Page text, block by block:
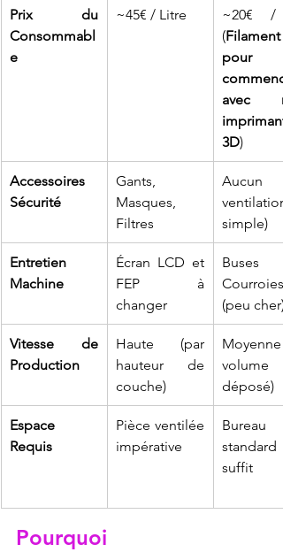
Prix du
Consommabl
e
~45€ / Litre
~20€ /
(
pour
avec
3D)
Accessoires
Sécurité
Gants,
Masques,
Filtres
Aucun
ventilation
simple)
Entretien
Machine
Écran LCD et
FEP à
changer
Buses
Courroies
(peu cher)
Vitesse de
Production
Haute (par
hauteur de
couche)
Moyenne
volume
déposé)
Espace
Requis
Pièce ventilée
impérative
Bureau
standard
suffit
Pourquoi